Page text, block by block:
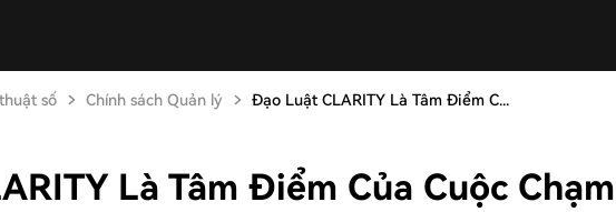
số Chính sách Quản lý Đạo Luật CLARITY Là Tâm Điểm C...
Là Tâm Điểm Của Cuộc Chạm